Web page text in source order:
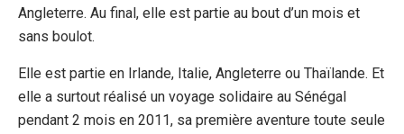
Angleterre. Au final, elle est partie au bout d’un mois et
sans boulot.
Elle est partie en Irlande, Italie, Angleterre ou Thaïlande. Et
elle a surtout réalisé un voyage solidaire au Sénégal
pendant 2 mois en 2011, sa première aventure toute seule